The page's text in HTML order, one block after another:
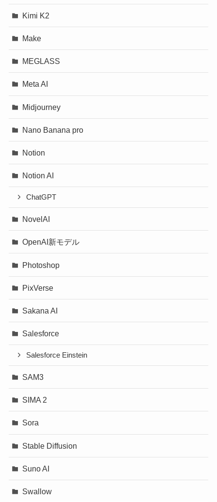
Kimi K2
Make
MEGLASS
Meta AI
Midjourney
Nano Banana pro
Notion
Notion AI
ChatGPT
NovelAI
OpenAI新モデル
Photoshop
PixVerse
Sakana AI
Salesforce
Salesforce Einstein
SAM3
SIMA 2
Sora
Stable Diffusion
Suno AI
Swallow